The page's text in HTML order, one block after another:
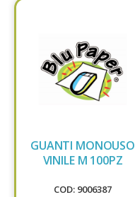
GUANTI MONOUSO
VINILE M 100PZ
COD: 9006387